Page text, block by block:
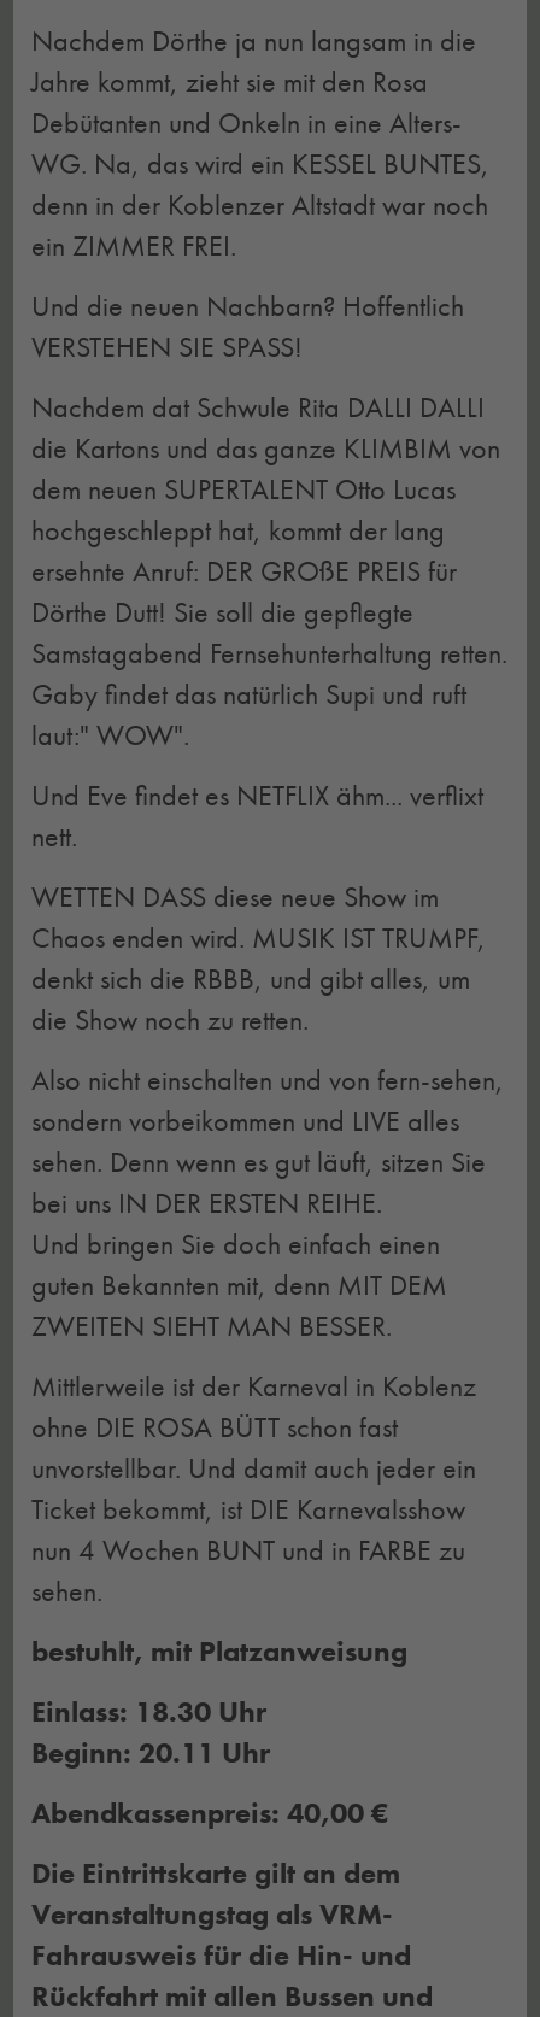
Nachdem Dörthe ja nun langsam in die
Jahre kommt, zieht sie mit den Rosa
Debütanten und Onkeln in eine Alters-
WG. Na, das wird ein KESSEL BUNTES,
denn in der Koblenzer Altstadt war noch
ein ZIMMER FREI.
Und die neuen Nachbarn? Hoffentlich
VERSTEHEN SIE SPASS!
Nachdem dat Schwule Rita DALLI DALLI
die Kartons und das ganze KLIMBIM von
dem neuen SUPERTALENT Otto Lucas
hochgeschleppt hat, kommt der lang
ersehnte Anruf: DER GROßE PREIS für
Dörthe Dutt! Sie soll die gepflegte
Samstagabend Fernsehunterhaltung retten.
Gaby findet das natürlich Supi und ruft
laut:" WOW".
Und Eve findet es NETFLIX ähm... verflixt
nett.
WETTEN DASS diese neue Show im
Chaos enden wird. MUSIK IST TRUMPF,
denkt sich die RBBB, und gibt alles, um
die Show noch zu retten.
Also nicht einschalten und von fern-sehen,
sondern vorbeikommen und LIVE alles
sehen. Denn wenn es gut läuft, sitzen Sie
bei uns IN DER ERSTEN REIHE.
Und bringen Sie doch einfach einen
guten Bekannten mit, denn MIT DEM
ZWEITEN SIEHT MAN BESSER.
Mittlerweile ist der Karneval in Koblenz
ohne DIE ROSA BÜTT schon fast
unvorstellbar. Und damit auch jeder ein
Ticket bekommt, ist DIE Karnevalsshow
nun 4 Wochen BUNT und in FARBE zu
sehen.
bestuhlt, mit Platzanweisung
Einlass: 18.30 Uhr
Beginn: 20.11 Uhr
Abendkassenpreis: 40,00 €
Die Eintrittskarte gilt an dem
Veranstaltungstag als VRM-
Fahrausweis für die Hin- und
Rückfahrt mit allen Bussen und